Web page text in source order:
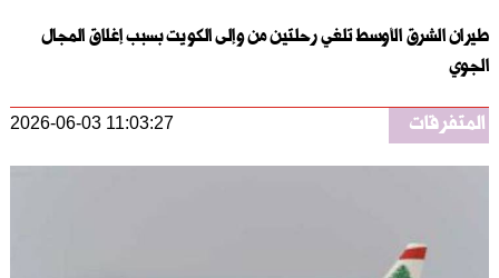
طيران الشرق الأوسط تلغي رحلتين من وإلى الكويت بسبب إغلاق المجال
الجوي
المتفرقات 2026-06-03 11:03:27